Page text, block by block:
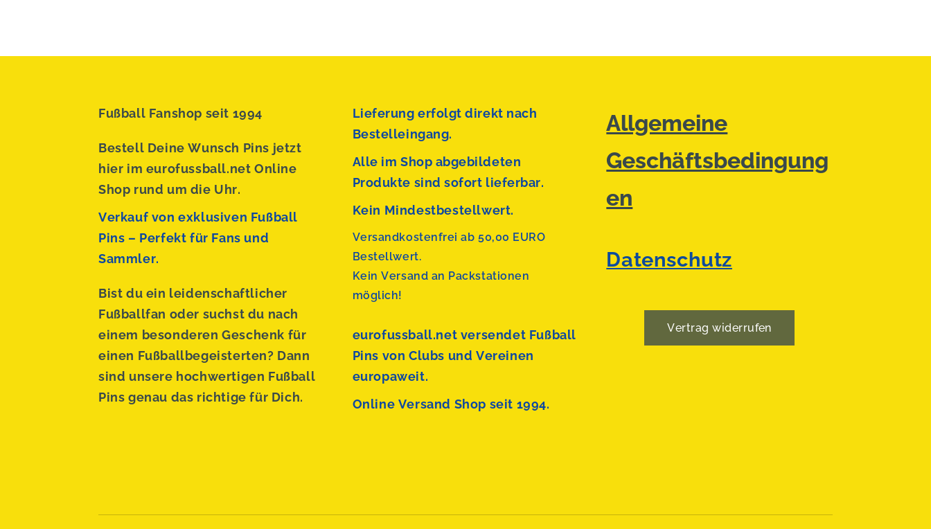
Fußball Fanshop seit 1994
Bestell Deine Wunsch Pins jetzt
hier im eurofussball.net Online
Shop rund um die Uhr.
Verkauf von exklusiven Fußball
Pins – Perfekt für Fans und
Sammler.
Bist du ein leidenschaftlicher
Fußballfan oder suchst du nach
einem besonderen Geschenk für
einen Fußballbegeisterten? Dann
sind unsere hochwertigen Fußball
Pins genau das richtige für Dich.
Lieferung erfolgt direkt nach
Bestelleingang.
Alle im Shop abgebildeten
Produkte sind sofort lieferbar.
Kein Mindestbestellwert.
Versandkostenfrei ab 50,00 EURO
Bestellwert.
Kein Versand an Packstationen
möglich!
eurofussball.net versendet Fußball
Pins von Clubs und Vereinen
europaweit.
Online Versand Shop seit 1994.
Allgemeine
Geschäftsbedingung
en
Datenschutz
Vertrag widerrufen